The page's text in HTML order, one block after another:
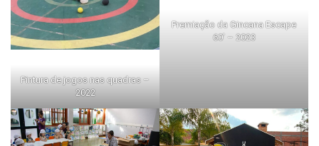
Pintura de jogos nas quadras –
2022
Premiação da Gincana Escape
60′ – 2023